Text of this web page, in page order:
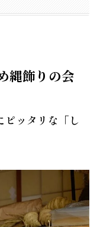
縄飾りの会
ピッタリな「し